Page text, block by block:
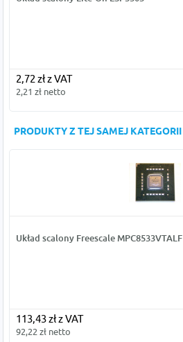
2,72 zł z VAT
2,21 zł netto
PRODUKTY Z TEJ SAMEJ KATEGORII
Układ scalony Freescale MPC8533VTALF
113,43 zł z VAT
92,22 zł netto